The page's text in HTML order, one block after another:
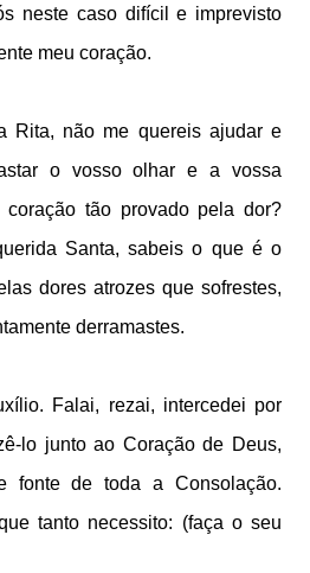
neste caso difícil e imprevisto
meu coração.
Rita, não me quereis ajudar e
o vosso olhar e a vossa
tão provado pela dor?
Santa, sabeis o que é o
dores atrozes que sofrestes,
derramastes.
Falai, rezai, intercedei por
lo junto ao Coração de Deus,
fonte de toda a Consolação.
tanto necessito: (faça o seu